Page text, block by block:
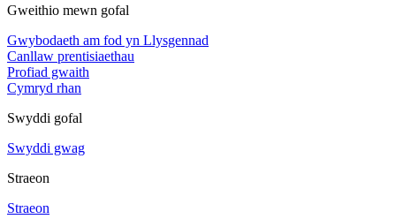
Gweithio mewn gofal
Gwybodaeth am fod yn Llysgennad
Canllaw prentisiaethau
Profiad gwaith
Cymryd rhan
Swyddi gofal
Swyddi gwag
Straeon
Straeon